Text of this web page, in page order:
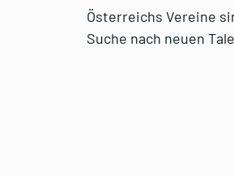
Österreichs Vereine
Suche nach neuen